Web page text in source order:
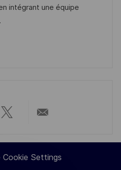
intégrant une équipe
Share
via
via
Cookie Settings